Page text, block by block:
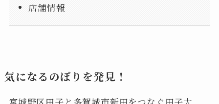
店舗情報
気になるのぼりを発見！